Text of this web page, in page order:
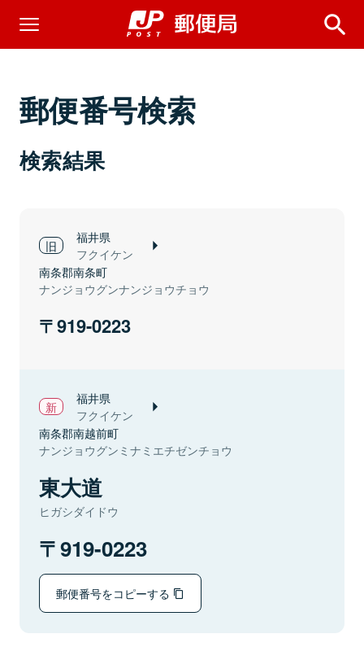
郵便番号検索
検索結果
福井県
フクイケン
南条郡南条町
ナンジョウグンナンジョウチョウ
919-0223
福井県
フクイケン
南条郡南越前町
ナンジョウグンミナミエチゼンチョウ
東大道
ヒガシダイドウ
919-0223
郵便番号をコピーする